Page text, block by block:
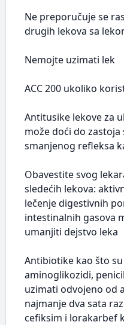
Ne preporučuje se
drugih lekova sa
Nemojte uzimati lek
ACC 200 ukoliko
Antitusike lekove za
može doći do
smanjenog refleksa
Obavestite svog
sledećih lekova:
lečenje digestivnih
intestinalnih gasova
umanjiti dejstvo leka
Antibiotike kao što
aminoglikozidi,
uzimati odvojeno od
najmanje dva sata
cefiksim i lorakarbef